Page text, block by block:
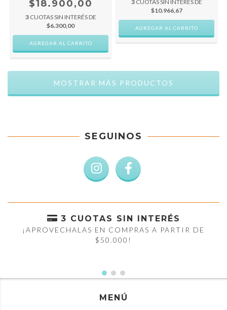
$18.900,00
3 CUOTAS SIN INTERÉS DE
$6.300,00
3 CUOTAS SIN INTERÉS DE
$10.966,67
MOSTRAR MÁS PRODUCTOS
SEGUINOS
3 CUOTAS SIN INTERÉS
¡APROVECHALAS EN COMPRAS A PARTIR DE
$50.000!
MENÚ